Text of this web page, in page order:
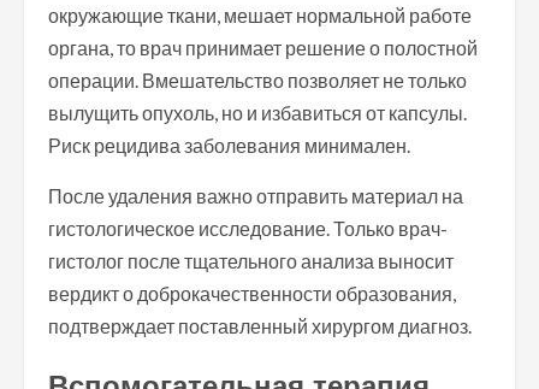
окружающие ткани, мешает нормальной работе
органа, то врач принимает решение о полостной
операции. Вмешательство позволяет не только
вылущить опухоль, но и избавиться от капсулы.
Риск рецидива заболевания минимален.
После удаления важно отправить материал на
гистологическое исследование. Только врач-
гистолог после тщательного анализа выносит
вердикт о доброкачественности образования,
подтверждает поставленный хирургом диагноз.